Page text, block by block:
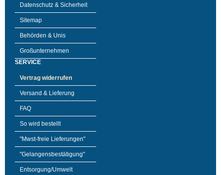
Datenschutz & Sicherheit
Sitemap
Behörden & Unis
Großunternehmen
SERVICE
Vertrag widerrufen
Versand & Lieferung
FAQ
So wird bestellt
"Mwst-freie Lieferungen"
"Gelangensbestätigung"
Entsorgung/Umwelt